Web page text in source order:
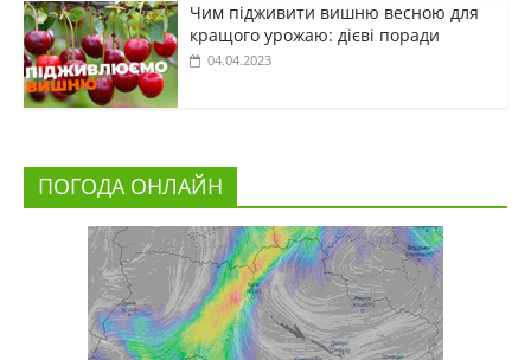
Чим підживити вишню весною для
кращого урожаю: дієві поради
04.04.2023
ПОГОДА ОНЛАЙН